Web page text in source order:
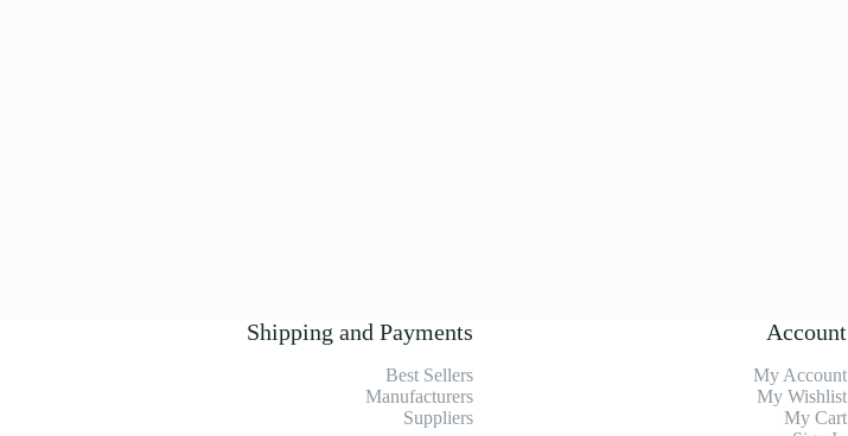
Account
My Account
My Wishlist
My Cart
Shipping and Payments
Best Sellers
Manufacturers
Suppliers